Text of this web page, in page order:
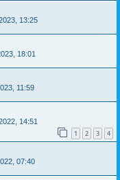
13:25
18:01
11:59
14:51
1 2 3 4
07:40